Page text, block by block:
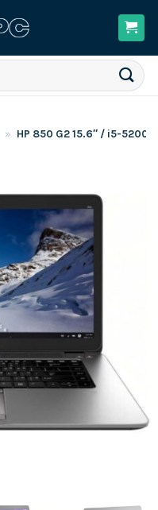
» HP 850 G2 15.6″ / i5-